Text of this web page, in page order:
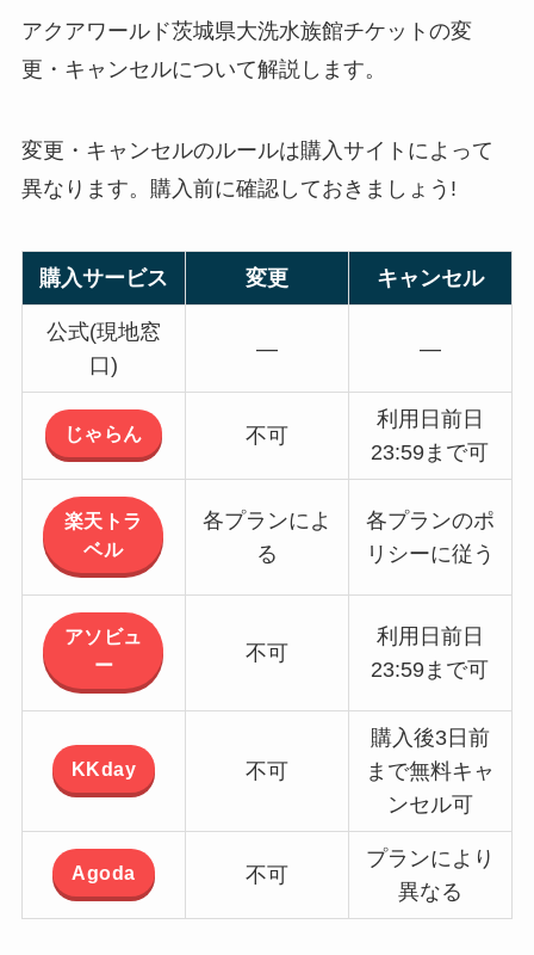
アクアワールド茨城県大洗水族館チケットの変
更・キャンセルについて解説します。
変更・キャンセルのルールは購入サイトによって
異なります。購入前に確認しておきましょう!
購入サービス 変更 キャンセル
公式(現地窓
口)
— —
じゃらん 不可
利用日前日
23:59まで可
楽天トラ
ベル
各プランによ
る
各プランのポ
リシーに従う
アソビュ
ー
不可
利用日前日
23:59まで可
KKday 不可
購入後3日前
まで無料キャ
ンセル可
Agoda 不可
プランにより
異なる